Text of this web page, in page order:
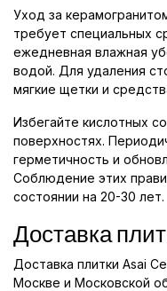
Уход за
требует специальных
ежедневная влажная
водой. Для удаления
мягкие щетки и
Избегайте кислотных
поверхностях.
герметичность и
Соблюдение этих
состоянии на 20-30 лет.
Доставка
Доставка плитки Asai
Москве и Московской